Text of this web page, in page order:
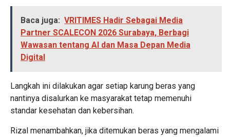
Baca juga: VRITIMES Hadir Sebagai Media
Partner SCALECON 2026 Surabaya, Berbagi
Wawasan tentang AI dan Masa Depan Media
Digital
Langkah ini dilakukan agar setiap karung beras yang
nantinya disalurkan ke masyarakat tetap memenuhi
standar kesehatan dan kebersihan.
Rizal menambahkan, jika ditemukan beras yang mengalami